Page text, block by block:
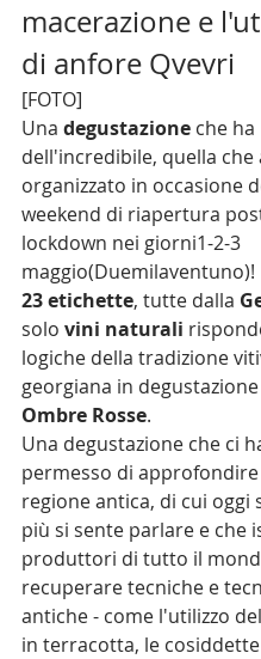
macerazione e
di anfore Qvevri
[FOTO]
Una degustazione che ha
dell'incredibile, quella che
organizzato in occasione
weekend di riapertura
lockdown nei giorni1-2-3
maggio(Duemilaventuno)!
23 etichette, tutte dalla
solo vini naturali
logiche della tradizione
georgiana in
Ombre Rosse.
Una degustazione che ci
permesso di
regione antica, di cui oggi
più si sente parlare e che
produttori di tutto il
recuperare tecniche e
antiche - come l'utilizzo
in terracotta, le cosiddette